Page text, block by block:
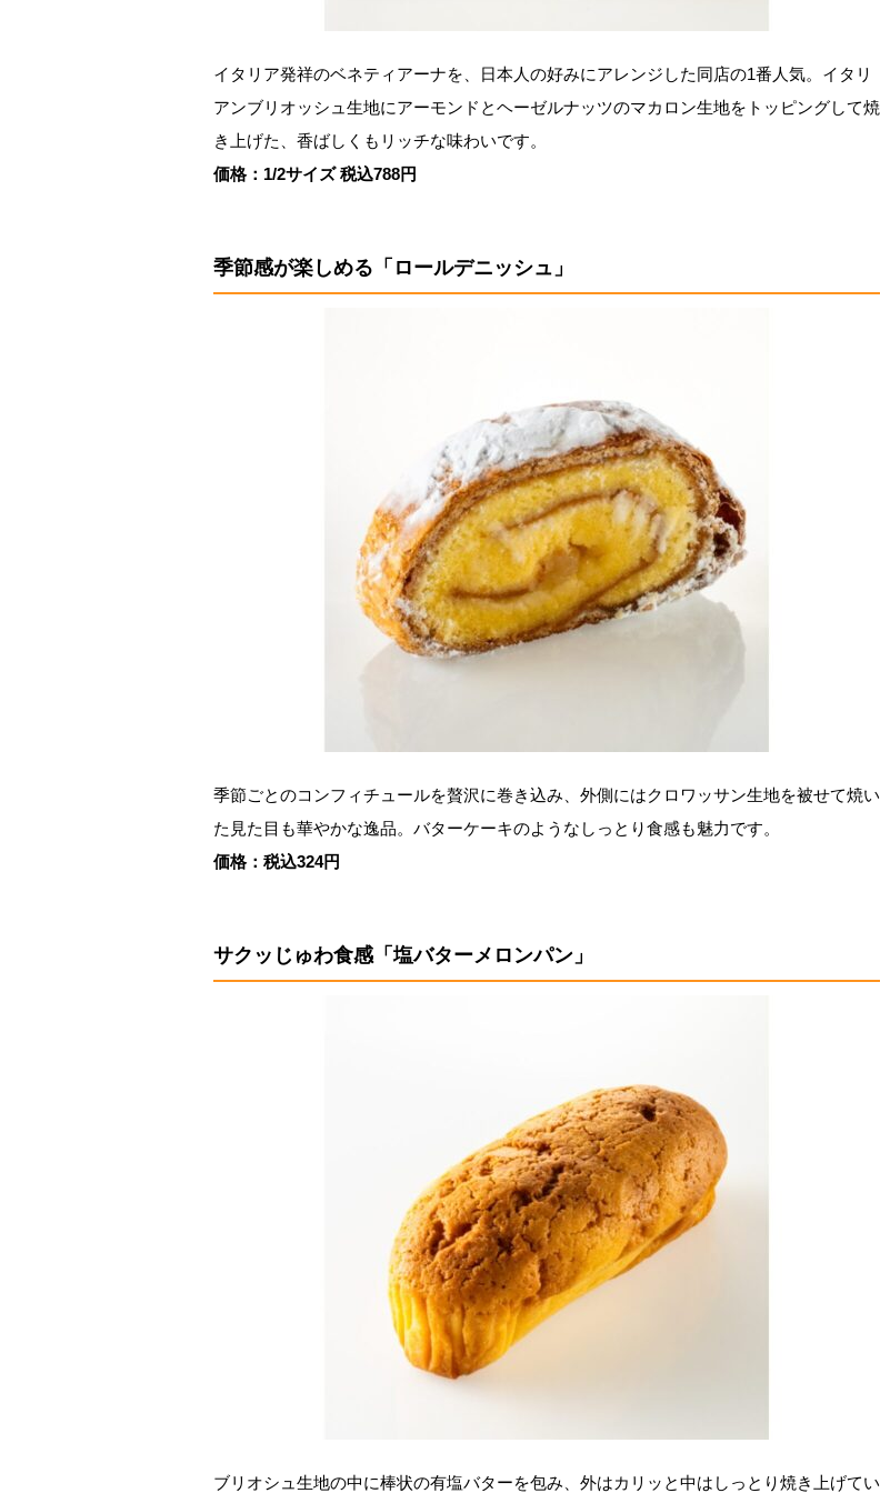
イタリア発祥のベネティアーナを、日本人の好みにアレンジした同店の1番人気。イタリ
アンブリオッシュ生地にアーモンドとヘーゼルナッツのマカロン生地をトッピングして焼
き上げた、香ばしくもリッチな味わいです。
価格：1/2サイズ 税込788円
季節感が楽しめる「ロールデニッシュ」
季節ごとのコンフィチュールを贅沢に巻き込み、外側にはクロワッサン生地を被せて焼い
た見た目も華やかな逸品。バターケーキのようなしっとり食感も魅力です。
価格：税込324円
サクッじゅわ食感「塩バターメロンパン」
ブリオシュ生地の中に棒状の有塩バターを包み、外はカリッと中はしっとり焼き上げてい